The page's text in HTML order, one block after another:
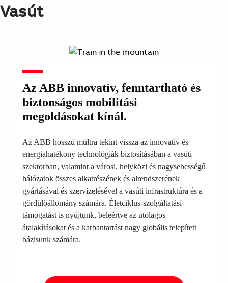
Suggestions
Products
See more products
Shopping list preview
Vasút
Az ABB innovatív, fenntartható és
biztonságos mobilitási
megoldásokat kínál.
Az ABB hosszú múltra tekint vissza az innovatív és
energiahatékony technológiák biztosításában a vasúti
szektorban, valamint a városi, helyközi és nagysebességű
hálózatok összes alkatrészének és alrendszerének
gyártásával és szervizelésével a vasúti infrastruktúra és a
gördülőállomány számára. Életciklus-szolgáltatási
támogatást is nyújtunk, beleértve az utólagos
átalakításokat és a karbantartást nagy globális telepített
bázisunk számára.